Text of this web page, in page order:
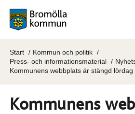
Start
Kommun och politik
Press- och informationsmaterial
Kommunens webbplats är stängd
Kommunens